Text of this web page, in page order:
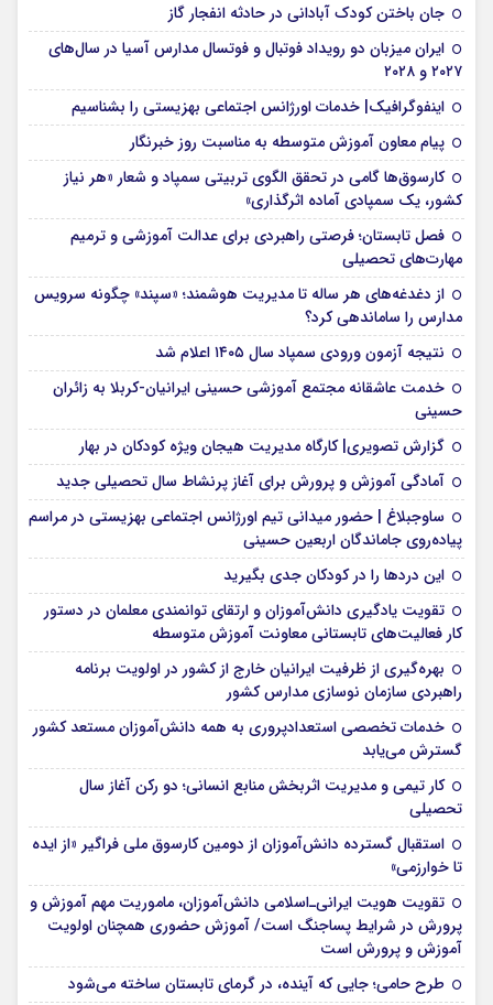
جان باختن کودک آبادانی در حادثه انفجار گاز
ایران میزبان دو رویداد فوتبال و فوتسال مدارس آسیا در سال‌های
۲۰۲۷ و ۲۰۲۸
اینفوگرافیک| خدمات اورژانس اجتماعی بهزیستی را بشناسیم
پیام معاون آموزش متوسطه به مناسبت روز خبرنگار
کارسوق‌ها گامی در تحقق الگوی تربیتی سمپاد و شعار «هر نیاز
کشور، یک سمپادی آماده اثرگذاری»
فصل تابستان؛ فرصتی راهبردی برای عدالت آموزشی و ترمیم
مهارت‌های تحصیلی
از دغدغه‌های هر ساله تا مدیریت هوشمند؛ «سپند» چگونه سرویس
مدارس را ساماندهی کرد؟
نتیجه آزمون ورودی سمپاد سال ۱۴۰۵ اعلام شد
خدمت عاشقانه مجتمع آموزشی‌ حسینی ایرانیان-کربلا به زائران
حسینی
گزارش تصویری| کارگاه مدیریت هیجان ویژه کودکان در بهار
آمادگی آموزش و پرورش برای آغاز پرنشاط سال تحصیلی جدید
ساوجبلاغ | حضور میدانی تیم اورژانس اجتماعی بهزیستی در مراسم
پیاده‌روی جاماندگان اربعین حسینی
این درد‌ها را در کودکان جدی بگیرید
تقویت یادگیری دانش‌آموزان و ارتقای توانمندی معلمان در دستور
کار فعالیت‌های تابستانی معاونت آموزش متوسطه
بهره‌گیری از ظرفیت ایرانیان خارج از کشور در اولویت برنامه
راهبردی سازمان نوسازی مدارس کشور
خدمات تخصصی استعدادپروری به همه دانش‌آموزان مستعد کشور
گسترش می‌یابد
کار تیمی و مدیریت اثربخش منابع انسانی؛ دو رکن آغاز سال
تحصیلی
استقبال گسترده دانش‌آموزان از دومین کارسوق ملی فراگیر «از ایده
تا خوارزمی»
تقویت هویت ایرانی‌ـ‌اسلامی دانش‌آموزان، ماموریت مهم آموزش و
پرورش در شرایط پساجنگ است/ آموزش حضوری همچنان اولویت
آموزش و پرورش است
طرح حامی؛ جایی که آینده، در گرمای تابستان ساخته می‌شود